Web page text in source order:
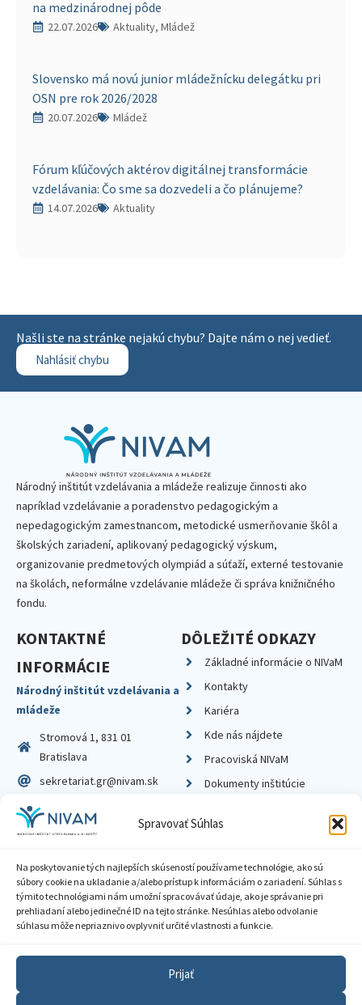
Spravovať Súhlas
Na poskytovanie tých najlepších skúseností používame technológie, ako sú
súbory cookie na ukladanie a/alebo prístup k informáciám o zariadení. Súhlas s
týmito technológiami nám umožní spracovávať údaje, ako je správanie pri
prehliadaní alebo jedinečné ID na tejto stránke. Nesúhlas alebo odvolanie
súhlasu môže nepriaznivo ovplyvniť určité vlastnosti a funkcie.
Prijať
na medzinárodnej pôde
22.07.2026 Aktuality, Mládež
Slovensko má novú junior mládežnícku delegátku pri
OSN pre rok 2026/2028
20.07.2026 Mládež
Fórum kľúčových aktérov digitálnej transformácie
vzdelávania: Čo sme sa dozvedeli a čo plánujeme?
14.07.2026 Aktuality
Našli ste na stránke nejakú chybu? Dajte nám o nej vedieť.
Nahlásiť chybu
Národný inštitút vzdelávania a mládeže realizuje činnosti ako
napríklad vzdelávanie a poradenstvo pedagogickým a
nepedagogickým zamestnancom, metodické usmerňovanie škôl a
školských zariadení, aplikovaný pedagogický výskum,
organizovanie predmetových olympiád a súťaží, externé testovanie
na školách, neformálne vzdelávanie mládeže či správa knižničného
fondu.
KONTAKTNÉ
INFORMÁCIE
Národný inštitút vzdelávania a
mládeže
Stromová 1, 831 01
Bratislava
sekretariat.gr@nivam.sk
IČO: 00164348
DIČ: 2020798714
DÔLEŽITÉ ODKAZY
Základné informácie o NIVaM
Kontakty
Kariéra
Kde nás nájdete
Pracoviská NIVaM
Dokumenty inštitúcie
Zásady ochrany súkromia
Sprístupnenie informácií